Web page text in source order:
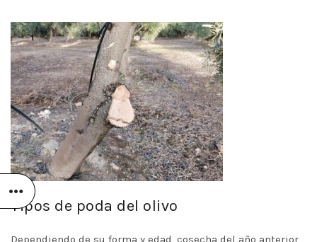
Tipos de poda del olivo
Dependiendo de su forma y edad, cosecha del año anterior,